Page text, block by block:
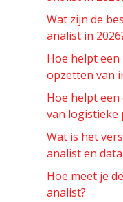
Wat zijn de
analist in
Hoe helpt
opzetten van
Hoe helpt
van logistieke
Wat is het
analist en
Hoe meet je
analist?